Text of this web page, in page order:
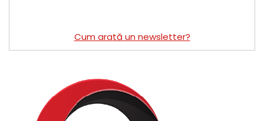
Cum arată un newsletter?